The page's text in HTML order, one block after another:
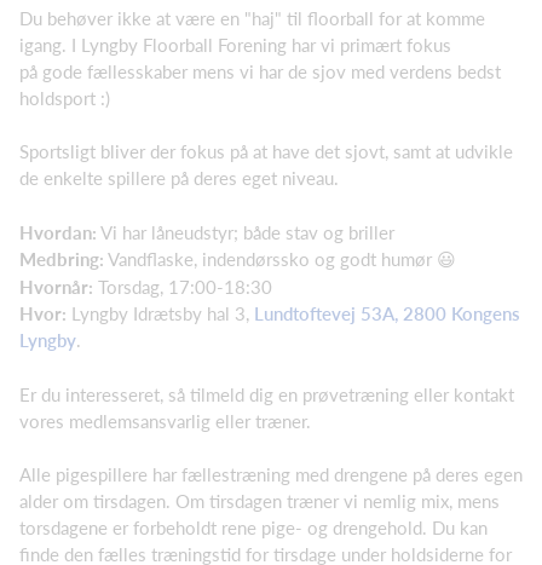
Du behøver ikke at være en "haj" til floorball for at komme
igang. I Lyngby Floorball Forening har vi primært fokus
på gode fællesskaber mens vi har de sjov med verdens bedst
holdsport :)
Sportsligt bliver der fokus på at have det sjovt, samt at udvikle
de enkelte spillere på deres eget niveau.
Hvordan: Vi har låneudstyr; både stav og briller
Medbring: Vandflaske, indendørssko og godt humør 😃
Hvornår: Torsdag, 17:00-18:30
Hvor: Lyngby Idrætsby hal 3, Lundtoftevej 53A, 2800 Kongens
Lyngby.
Er du interesseret, så tilmeld dig en prøvetræning eller kontakt
vores medlemsansvarlig eller træner.
Alle pigespillere har fællestræning med drengene på deres egen
alder om tirsdagen. Om tirsdagen træner vi nemlig mix, mens
torsdagene er forbeholdt rene pige- og drengehold. Du kan
finde den fælles træningstid for tirsdage under holdsiderne for